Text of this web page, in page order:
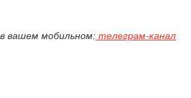
вашем мобильном: телеграм-канал